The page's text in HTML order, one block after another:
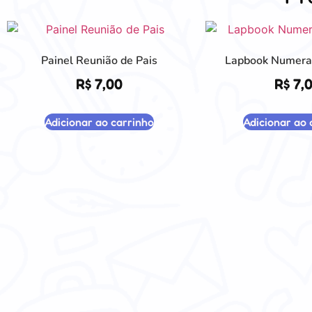
Painel Reunião de Pais
R$ 7,00
Adicionar ao carrinho
Lapbook
R$
Adicionar ao